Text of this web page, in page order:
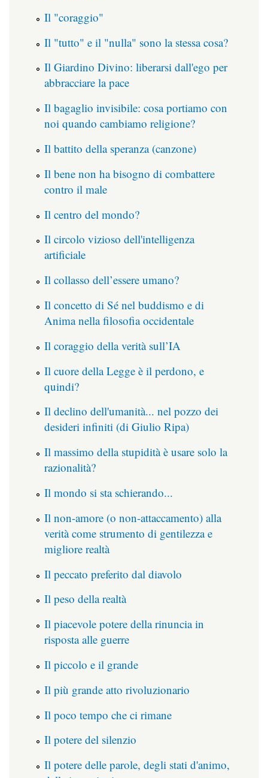
Il "coraggio"
Il "tutto" e il "nulla" sono la stessa cosa?
Il Giardino Divino: liberarsi dall'ego per
abbracciare la pace
Il bagaglio invisibile: cosa portiamo con
noi quando cambiamo religione?
Il battito della speranza (canzone)
Il bene non ha bisogno di combattere
contro il male
Il centro del mondo?
Il circolo vizioso dell'intelligenza
artificiale
Il collasso dell’essere umano?
Il concetto di Sé nel buddismo e di
Anima nella filosofia occidentale
Il coraggio della verità sull’IA
Il cuore della Legge è il perdono, e
quindi?
Il declino dell'umanità... nel pozzo dei
desideri infiniti (di Giulio Ripa)
Il massimo della stupidità è usare solo la
razionalità?
Il mondo si sta schierando...
Il non-amore (o non-attaccamento) alla
verità come strumento di gentilezza e
migliore realtà
Il peccato preferito dal diavolo
Il peso della realtà
Il piacevole potere della rinuncia in
risposta alle guerre
Il piccolo e il grande
Il più grande atto rivoluzionario
Il poco tempo che ci rimane
Il potere del silenzio
Il potere delle parole, degli stati d'animo,